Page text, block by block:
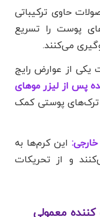
حاوی ترکیباتی
پوست را تسریع
می‌کنند.
از عوارض رایج
پس از لیزر موهای
ترک‌های پوستی کمک
این کرم‌ها به
و از تحریکات
معمولی